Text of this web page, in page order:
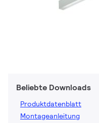
Beliebte Downloads
Produktdatenblatt
Montageanleitung